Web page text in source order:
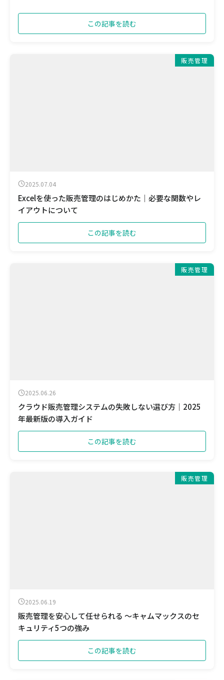
この記事を読む
販売管理
2025.07.04
Excelを使った販売管理のはじめかた｜必要な関数やレ
イアウトについて
この記事を読む
販売管理
2025.06.26
クラウド販売管理システムの失敗しない選び方｜2025
年最新版の導入ガイド
この記事を読む
販売管理
2025.06.19
販売管理を安心して任せられる ～キャムマックスのセ
キュリティ5つの強み
この記事を読む